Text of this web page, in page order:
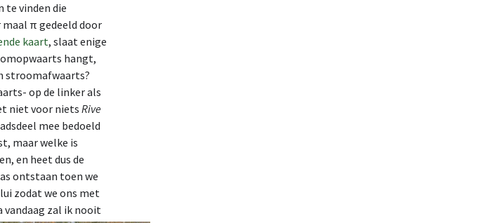
te vinden die
π gedeeld door
kaart, slaat enige
hangt,
stroomafwaarts?
op de linker als
niet voor niets Rive
mee bedoeld
maar welke is
en heet dus de
ontstaan toen we
zodat we ons met
vandaag zal ik nooit